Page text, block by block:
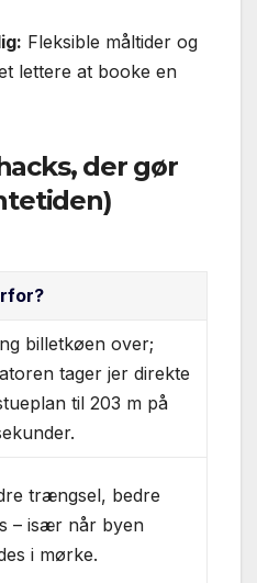
Fleksible måltider og
lettere at booke en
der gør
billetkøen over;
tager jer direkte
til 203 m på
trængsel, bedre
– især når byen
i mørke.